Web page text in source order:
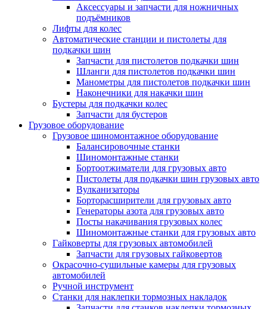
Аксессуары и запчасти для ножничных
подъёмников
Лифты для колес
Автоматические станции и пистолеты для
подкачки шин
Запчасти для пистолетов подкачки шин
Шланги для пистолетов подкачки шин
Манометры для пистолетов подкачки шин
Наконечники для накачки шин
Бустеры для подкачки колес
Запчасти для бустеров
Грузовое оборудование
Грузовое шиномонтажное оборудование
Балансировочные станки
Шиномонтажные станки
Бортоотжиматели для грузовых авто
Пистолеты для подкачки шин грузовых авто
Вулканизаторы
Борторасширители для грузовых авто
Генераторы азота для грузовых авто
Посты накачивания грузовых колес
Шиномонтажные станки для грузовых авто
Гайковерты для грузовых автомобилей
Запчасти для грузовых гайковертов
Окрасочно-сушильные камеры для грузовых
автомобилей
Ручной инструмент
Станки для наклепки тормозных накладок